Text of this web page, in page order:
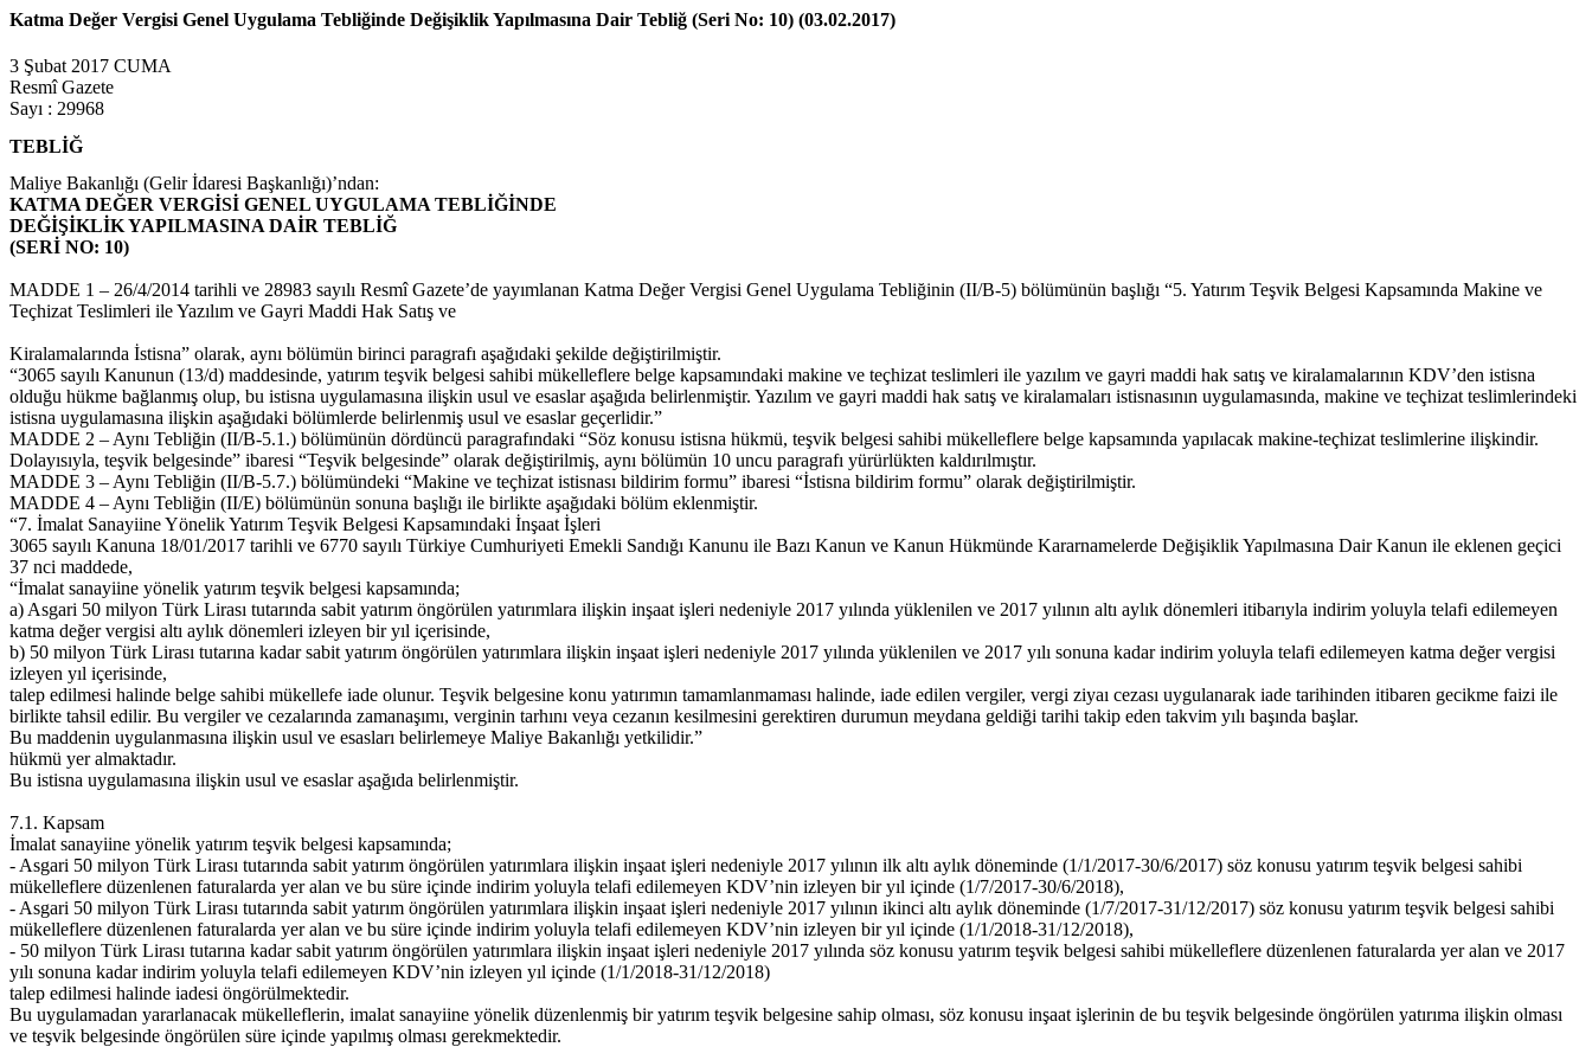
Katma Değer Vergisi Genel Uygulama Tebliğinde Değişiklik Yapılmasına Dair Tebliğ (Seri No: 10) (03.02.2017)
3 Şubat 2017 CUMA
Resmî Gazete
Sayı : 29968
TEBLİĞ
Maliye Bakanlığı (Gelir İdaresi Başkanlığı)’ndan:
KATMA DEĞER VERGİSİ GENEL UYGULAMA TEBLİĞİNDE
DEĞİŞİKLİK YAPILMASINA DAİR TEBLİĞ
(SERİ NO: 10)
MADDE 1 – 26/4/2014 tarihli ve 28983 sayılı Resmî Gazete’de yayımlanan Katma Değer Vergisi Genel Uygulama Tebliğinin (II/B-5) bölümünün başlığı “5. Yatırım Teşvik Belgesi Kapsamında Makine ve
Teçhizat Teslimleri ile Yazılım ve Gayri Maddi Hak Satış ve
Kiralamalarında İstisna” olarak, aynı bölümün birinci paragrafı aşağıdaki şekilde değiştirilmiştir.
“3065 sayılı Kanunun (13/d) maddesinde, yatırım teşvik belgesi sahibi mükelleflere belge kapsamındaki makine ve teçhizat teslimleri ile yazılım ve gayri maddi hak satış ve kiralamalarının KDV’den istisna
olduğu hükme bağlanmış olup, bu istisna uygulamasına ilişkin usul ve esaslar aşağıda belirlenmiştir. Yazılım ve gayri maddi hak satış ve kiralamaları istisnasının uygulamasında, makine ve teçhizat teslimlerindeki
istisna uygulamasına ilişkin aşağıdaki bölümlerde belirlenmiş usul ve esaslar geçerlidir.”
MADDE 2 – Aynı Tebliğin (II/B-5.1.) bölümünün dördüncü paragrafındaki “Söz konusu istisna hükmü, teşvik belgesi sahibi mükelleflere belge kapsamında yapılacak makine-teçhizat teslimlerine ilişkindir.
Dolayısıyla, teşvik belgesinde” ibaresi “Teşvik belgesinde” olarak değiştirilmiş, aynı bölümün 10 uncu paragrafı yürürlükten kaldırılmıştır.
MADDE 3 – Aynı Tebliğin (II/B-5.7.) bölümündeki “Makine ve teçhizat istisnası bildirim formu” ibaresi “İstisna bildirim formu” olarak değiştirilmiştir.
MADDE 4 – Aynı Tebliğin (II/E) bölümünün sonuna başlığı ile birlikte aşağıdaki bölüm eklenmiştir.
“7. İmalat Sanayiine Yönelik Yatırım Teşvik Belgesi Kapsamındaki İnşaat İşleri
3065 sayılı Kanuna 18/01/2017 tarihli ve 6770 sayılı Türkiye Cumhuriyeti Emekli Sandığı Kanunu ile Bazı Kanun ve Kanun Hükmünde Kararnamelerde Değişiklik Yapılmasına Dair Kanun ile eklenen geçici
37 nci maddede,
“İmalat sanayiine yönelik yatırım teşvik belgesi kapsamında;
a) Asgari 50 milyon Türk Lirası tutarında sabit yatırım öngörülen yatırımlara ilişkin inşaat işleri nedeniyle 2017 yılında yüklenilen ve 2017 yılının altı aylık dönemleri itibarıyla indirim yoluyla telafi edilemeyen
katma değer vergisi altı aylık dönemleri izleyen bir yıl içerisinde,
b) 50 milyon Türk Lirası tutarına kadar sabit yatırım öngörülen yatırımlara ilişkin inşaat işleri nedeniyle 2017 yılında yüklenilen ve 2017 yılı sonuna kadar indirim yoluyla telafi edilemeyen katma değer vergisi
izleyen yıl içerisinde,
talep edilmesi halinde belge sahibi mükellefe iade olunur. Teşvik belgesine konu yatırımın tamamlanmaması halinde, iade edilen vergiler, vergi ziyaı cezası uygulanarak iade tarihinden itibaren gecikme faizi ile
birlikte tahsil edilir. Bu vergiler ve cezalarında zamanaşımı, verginin tarhını veya cezanın kesilmesini gerektiren durumun meydana geldiği tarihi takip eden takvim yılı başında başlar.
Bu maddenin uygulanmasına ilişkin usul ve esasları belirlemeye Maliye Bakanlığı yetkilidir.”
hükmü yer almaktadır.
Bu istisna uygulamasına ilişkin usul ve esaslar aşağıda belirlenmiştir.
7.1. Kapsam
İmalat sanayiine yönelik yatırım teşvik belgesi kapsamında;
- Asgari 50 milyon Türk Lirası tutarında sabit yatırım öngörülen yatırımlara ilişkin inşaat işleri nedeniyle 2017 yılının ilk altı aylık döneminde (1/1/2017-30/6/2017) söz konusu yatırım teşvik belgesi sahibi
mükelleflere düzenlenen faturalarda yer alan ve bu süre içinde indirim yoluyla telafi edilemeyen KDV’nin izleyen bir yıl içinde (1/7/2017-30/6/2018),
- Asgari 50 milyon Türk Lirası tutarında sabit yatırım öngörülen yatırımlara ilişkin inşaat işleri nedeniyle 2017 yılının ikinci altı aylık döneminde (1/7/2017-31/12/2017) söz konusu yatırım teşvik belgesi sahibi
mükelleflere düzenlenen faturalarda yer alan ve bu süre içinde indirim yoluyla telafi edilemeyen KDV’nin izleyen bir yıl içinde (1/1/2018-31/12/2018),
- 50 milyon Türk Lirası tutarına kadar sabit yatırım öngörülen yatırımlara ilişkin inşaat işleri nedeniyle 2017 yılında söz konusu yatırım teşvik belgesi sahibi mükelleflere düzenlenen faturalarda yer alan ve 2017
yılı sonuna kadar indirim yoluyla telafi edilemeyen KDV’nin izleyen yıl içinde (1/1/2018-31/12/2018)
talep edilmesi halinde iadesi öngörülmektedir.
Bu uygulamadan yararlanacak mükelleflerin, imalat sanayiine yönelik düzenlenmiş bir yatırım teşvik belgesine sahip olması, söz konusu inşaat işlerinin de bu teşvik belgesinde öngörülen yatırıma ilişkin olması
ve teşvik belgesinde öngörülen süre içinde yapılmış olması gerekmektedir.